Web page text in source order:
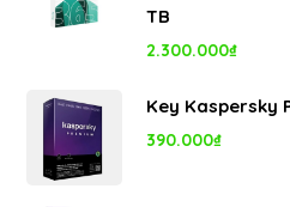
TB
2.300.000₫
Key Kaspersky
390.000₫